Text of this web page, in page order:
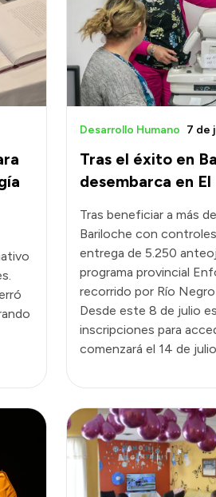
Tras el éxito en
desembarca en El
Desarrollo Humano 7 de
Tras beneficiar a más
Bariloche con
entrega de 5.250
programa provincial
recorrido por Río Negro
Desde este 8 de julio
inscripciones para
comenzará el 14 de